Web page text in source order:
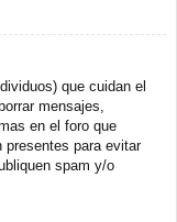
que cuidan el
mensajes,
en el foro que
presentes para evitar
spam y/o